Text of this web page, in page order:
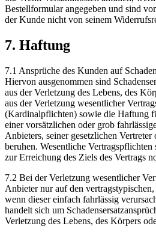
Bestellformular angegeben und sind
der Kunde nicht von seinem
7. Haftung
7.1 Ansprüche des Kunden auf
Hiervon ausgenommen sind
aus der Verletzung des Lebens, des
aus der Verletzung wesentlicher
(Kardinalpflichten) sowie die Haftung
einer vorsätzlichen oder grob
Anbieters, seiner gesetzlichen
beruhen. Wesentliche
zur Erreichung des Ziels des Vertrags
7.2 Bei der Verletzung wesentlicher
Anbieter nur auf den
wenn dieser einfach fahrlässig
handelt sich um
Verletzung des Lebens, des Körpers